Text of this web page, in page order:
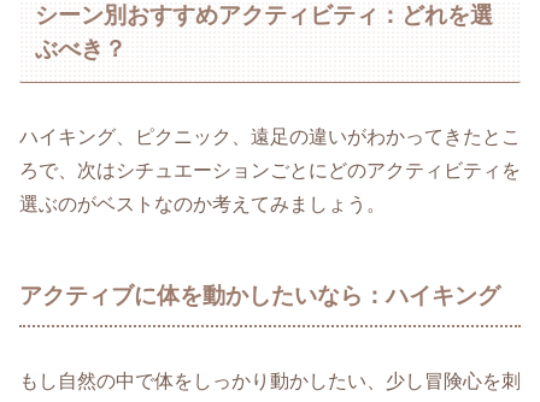
シーン別おすすめアクティビティ：どれを選
ぶべき？
ハイキング、ピクニック、遠足の違いがわかってきたとこ
ろで、次はシチュエーションごとにどのアクティビティを
選ぶのがベストなのか考えてみましょう。
アクティブに体を動かしたいなら：ハイキング
もし自然の中で体をしっかり動かしたい、少し冒険心を刺